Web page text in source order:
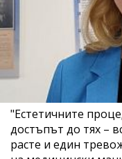
"Естетичните
достъпът до тях –
расте и един